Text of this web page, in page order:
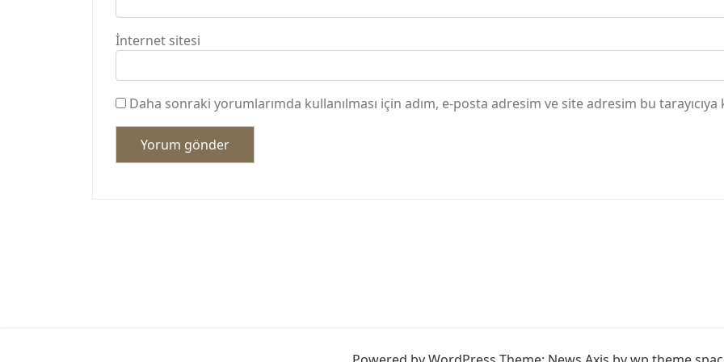
İnternet sitesi
Daha sonraki yorumlarımda kullanılması için adım, e-posta adresim ve site adresim bu tarayıcıya